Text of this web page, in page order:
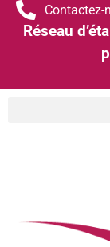
Contactez-
Réseau